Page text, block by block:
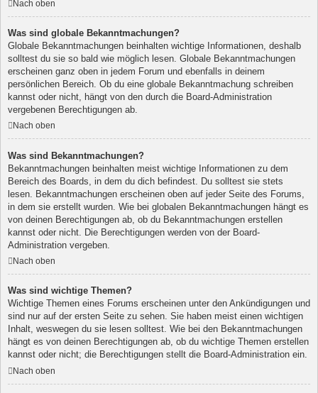
Nach oben
Was sind globale Bekanntmachungen?
Globale Bekanntmachungen beinhalten wichtige Informationen, deshalb
solltest du sie so bald wie möglich lesen. Globale Bekanntmachungen
erscheinen ganz oben in jedem Forum und ebenfalls in deinem
persönlichen Bereich. Ob du eine globale Bekanntmachung schreiben
kannst oder nicht, hängt von den durch die Board-Administration
vergebenen Berechtigungen ab.
Nach oben
Was sind Bekanntmachungen?
Bekanntmachungen beinhalten meist wichtige Informationen zu dem
Bereich des Boards, in dem du dich befindest. Du solltest sie stets
lesen. Bekanntmachungen erscheinen oben auf jeder Seite des Forums,
in dem sie erstellt wurden. Wie bei globalen Bekanntmachungen hängt es
von deinen Berechtigungen ab, ob du Bekanntmachungen erstellen
kannst oder nicht. Die Berechtigungen werden von der Board-
Administration vergeben.
Nach oben
Was sind wichtige Themen?
Wichtige Themen eines Forums erscheinen unter den Ankündigungen und
sind nur auf der ersten Seite zu sehen. Sie haben meist einen wichtigen
Inhalt, weswegen du sie lesen solltest. Wie bei den Bekanntmachungen
hängt es von deinen Berechtigungen ab, ob du wichtige Themen erstellen
kannst oder nicht; die Berechtigungen stellt die Board-Administration ein.
Nach oben